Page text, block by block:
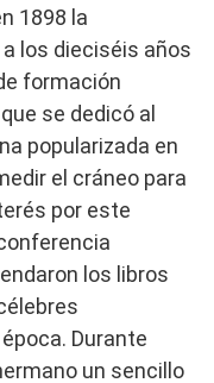
1898 la
a los dieciséis años
formación
se dedicó al
popularizada en
el cráneo para
por este
los libros
Durante
un sencillo